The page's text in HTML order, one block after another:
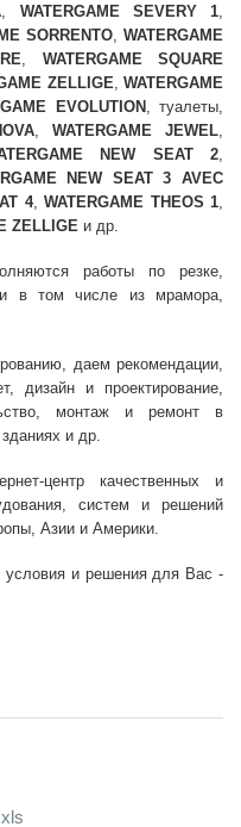
WATERGAME SEVERY 1
SORRENTO ,WATERGAME
WATERGAME SQUARE
ZELLIGE ,WATERGAME
EVOLUTION, туалеты,
, WATERGAME JEWEL
NEW SEAT 2
NEW SEAT 3 AVEC
4,WATERGAME THEOS 1
ZELLIGE и др.
работы по резке,
и в том числе из мрамора,
даем рекомендации,
дизайн и проектирование,
монтаж и ремонт в
и др.
центр качественных и
систем и решений
Азии и Америки.
и решения для Вас -